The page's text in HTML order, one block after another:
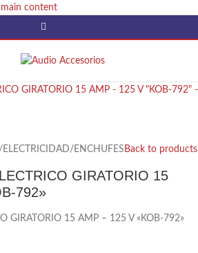
content
/ ELECTRICIDAD/ ENCHUFES Back to products
GIRATORIO 15
792»
GIRATORIO 15 AMP – 125 V «KOB-792»